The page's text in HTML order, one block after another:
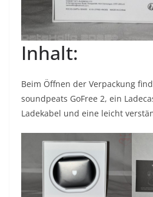
Inhalt:
Beim Öffnen der Verpackung
soundpeats GoFree 2, ein
Ladekabel und eine leicht